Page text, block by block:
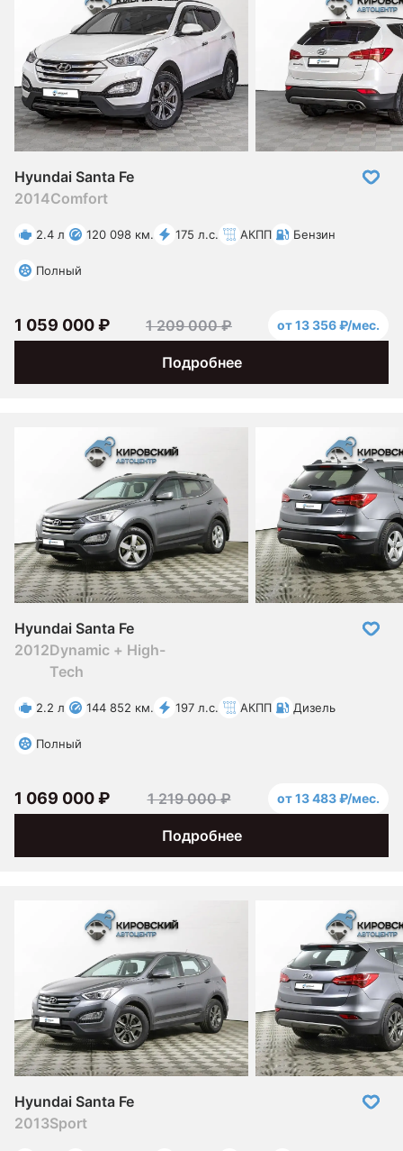
Hyundai Santa Fe
2014Comfort
2.4 л 120 098 км. 175 л.с. АКПП Бензин
Полный
Подробнее
1 059 000 ₽ 1 209 000 ₽ от 13 356 ₽/мес.
Hyundai Santa Fe
2012Dynamic + High-
Tech
2.2 л 144 852 км. 197 л.с. АКПП Дизель
Полный
Подробнее
1 069 000 ₽ 1 219 000 ₽ от 13 483 ₽/мес.
Hyundai Santa Fe
2013Sport